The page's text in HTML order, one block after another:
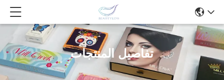
تفاصيل المنتجات